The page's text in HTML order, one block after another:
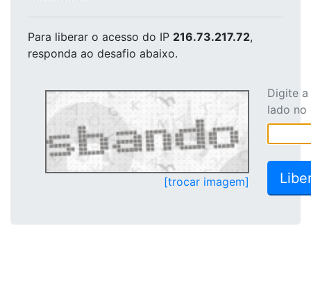
Para liberar o acesso do IP 216.73.217.72,
responda ao desafio abaixo.
[trocar imagem]
Digite
lado no